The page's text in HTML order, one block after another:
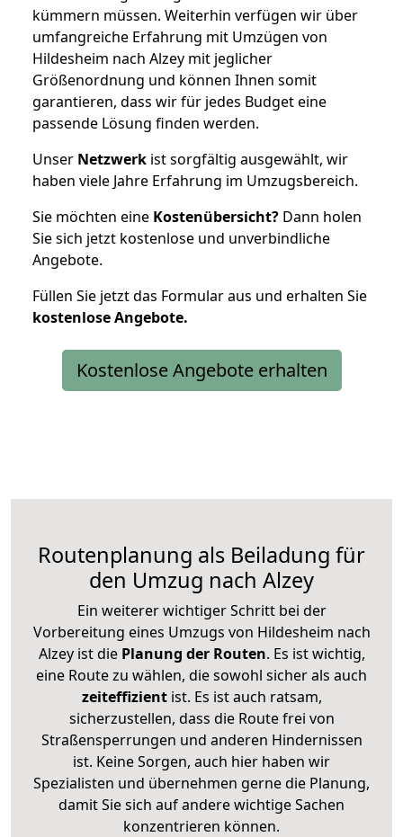
kümmern müssen. Weiterhin verfügen wir über
umfangreiche Erfahrung mit Umzügen von
Hildesheim nach Alzey mit jeglicher
Größenordnung und können Ihnen somit
garantieren, dass wir für jedes Budget eine
passende Lösung finden werden.
Unser Netzwerk ist sorgfältig ausgewählt, wir
haben viele Jahre Erfahrung im Umzugsbereich.
Sie möchten eine Kostenübersicht? Dann holen
Sie sich jetzt kostenlose und unverbindliche
Angebote.
Füllen Sie jetzt das Formular aus und erhalten Sie
kostenloseAngebote.
Kostenlose Angebote erhalten
Routenplanung als Beiladung für
den Umzug nach Alzey
Ein weiterer wichtiger Schritt bei der
Vorbereitung eines Umzugs von Hildesheim nach
Alzey ist diePlanung der Routen. Es ist wichtig,
eine Route zu wählen, die sowohl sicher als auch
zeiteffizientist. Es ist auch ratsam,
sicherzustellen, dass die Route frei von
Straßensperrungen und anderen Hindernissen
ist. Keine Sorgen, auch hier haben wir
Spezialisten und übernehmen gerne die Planung,
damit Sie sich auf andere wichtige Sachen
konzentrieren können.